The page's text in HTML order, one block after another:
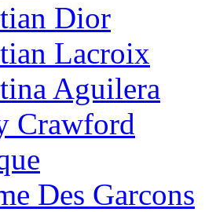
Dior
Lacroix
Aguilera
Crawford
Des Garcons